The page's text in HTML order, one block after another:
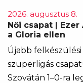
2026. augusztus 8.
Női csapat |
a Gloria ellen
Újabb
szuperligás
Szovátán 1–0-ra